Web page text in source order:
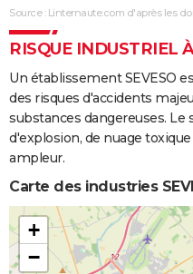
Source : Linternaute.com d'après les
RISQUE INDUSTRIEL
Un établissement SEVESO
des risques d'accidents
substances dangereuses.
d'explosion, de nuage
ampleur.
Carte des industries
+
−